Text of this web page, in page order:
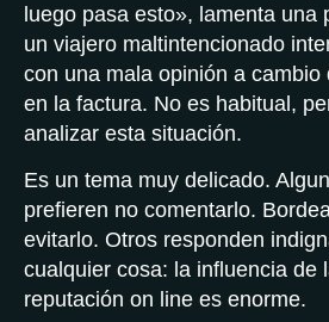
luego pasa esto», lamenta una
un viajero maltintencionado
con una mala opinión a cambio
en la factura. No es habitual,
analizar esta situación.
Es un tema muy delicado.
prefieren no comentarlo.
evitarlo. Otros responden
cualquier cosa: la influencia de
reputación on line es enorme.